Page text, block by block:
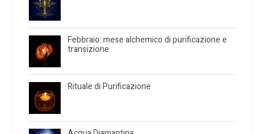
Febbraio: mese alchemico di purificazione e
transizione
Rituale di Purificazione